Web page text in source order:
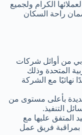
الكرام ولجميع
راحة السكان
من أوائل شركات
المتحدة وذلك
نهائيًا مع الشركة
بأعلى مستوى من
التنفيذ.
المتفق عليها مع
بمراقبة فريق عمل